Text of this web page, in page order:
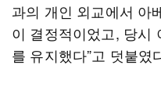
과의 개인 외교에서 아
이 결정적이었고, 당시
를 유지했다”고 덧붙였